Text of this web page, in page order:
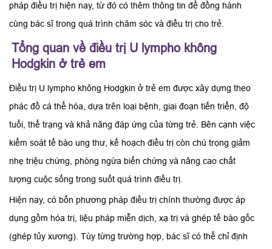
pháp điều trị hiện nay, từ đó có thêm thông tin để đồng hành
cùng bác sĩ trong quá trình chăm sóc và điều trị cho trẻ.
Tổng quan về điều trị U lympho không
Hodgkin ở trẻ em
Điều trị U lympho không Hodgkin ở trẻ em được xây dựng theo
phác đồ cá thể hóa, dựa trên loại bệnh, giai đoạn tiến triển, độ
tuổi, thể trạng và khả năng đáp ứng của từng trẻ. Bên cạnh việc
kiểm soát tế bào ung thư, kế hoạch điều trị còn chú trọng giảm
nhẹ triệu chứng, phòng ngừa biến chứng và nâng cao chất
lượng cuộc sống trong suốt quá trình điều trị.
Hiện nay, có bốn phương pháp điều trị chính thường được áp
dụng gồm hóa trị, liệu pháp miễn dịch, xạ trị và ghép tế bào gốc
(ghép tủy xương). Tùy từng trường hợp, bác sĩ có thể chỉ định